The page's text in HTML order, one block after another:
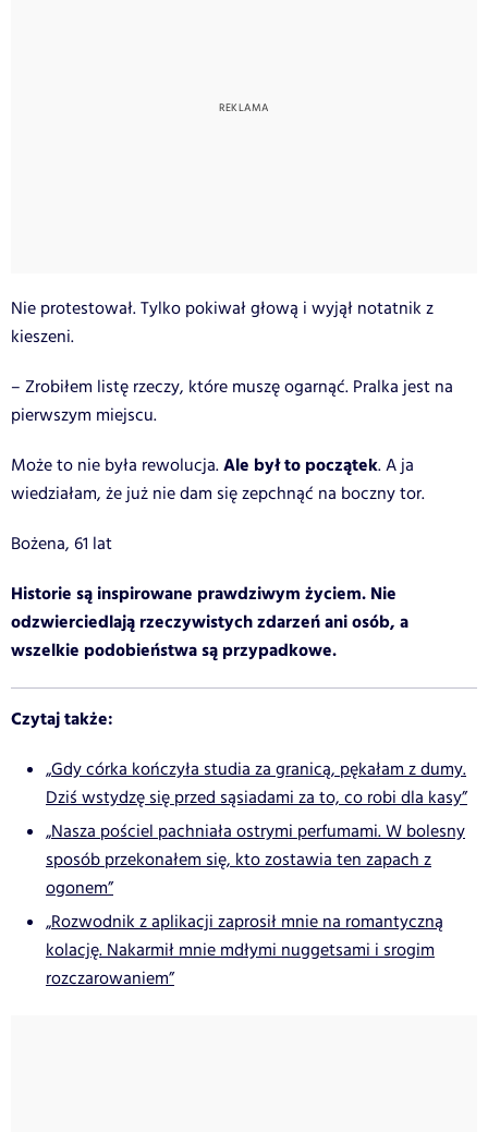
Nie protestował. Tylko pokiwał głową i wyjął notatnik z
kieszeni.
– Zrobiłem listę rzeczy, które muszę ogarnąć. Pralka jest na
pierwszym miejscu.
Może to nie była rewolucja.Ale był to początek. A ja
wiedziałam, że już nie dam się zepchnąć na boczny tor.
Bożena, 61 lat
Historie są inspirowane prawdziwym życiem. Nie
odzwierciedlają rzeczywistych zdarzeń ani osób, a
wszelkie podobieństwa są przypadkowe.
Czytaj także:
„Gdy córka kończyła studia za granicą, pękałam z dumy.
Dziś wstydzę się przed sąsiadami za to, co robi dla kasy”
„Nasza pościel pachniała ostrymi perfumami. W bolesny
sposób przekonałem się, kto zostawia ten zapach z
ogonem”
„Rozwodnik z aplikacji zaprosił mnie na romantyczną
kolację. Nakarmił mnie mdłymi nuggetsami i srogim
rozczarowaniem”